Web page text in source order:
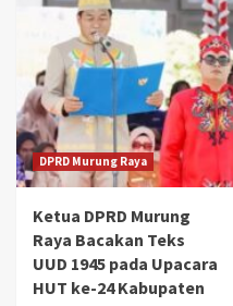
DPRD Murung Raya
Ketua DPRD Murung
Raya Bacakan Teks
UUD 1945 pada Upacara
HUT ke-24 Kabupaten